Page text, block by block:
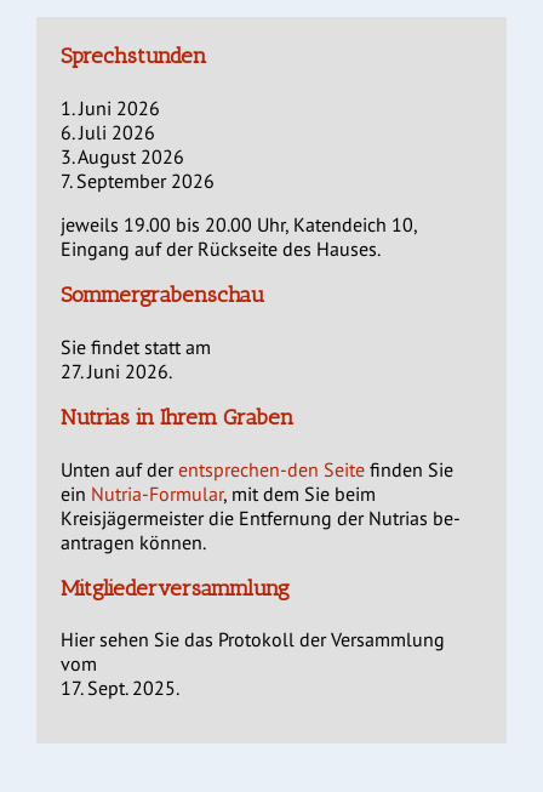
Sprechstunden
1. Juni 2026
6. Juli 2026
3. August 2026
7. September 2026
jeweils 19.00 bis 20.00 Uhr, Katendeich 10,
Eingang auf der Rückseite des Hauses.
Sommergrabenschau
Sie findet statt am
27. Juni 2026.
Nutrias in Ihrem Graben
Unten auf derentsprechen-den Seite finden Sie
ein Nutria-Formular, mit dem Sie beim
Kreisjägermeister die Entfernung der Nutrias be-
antragen können.
Mitgliederversammlung
Hier sehen Sie das Protokoll der Versammlung
vom
17. Sept. 2025.